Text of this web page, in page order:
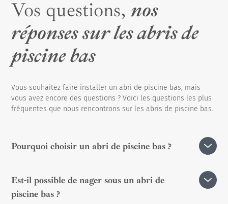
Vos questions, nos
réponses sur les abris de
piscine bas
Vous souhaitez faire installer un abri de piscine bas, mais
vous avez encore des questions ? Voici les questions les plus
fréquentes que nous rencontrons sur les abris de piscine bas.
Pourquoi choisir un abri de piscine bas ?
Un abri de piscine bas offre une excellente protection
tout en restant discret. Il préserve la chaleur de l'eau,
réduit l'évaporation et limite l'entretien. Il est également
Est-il possible de nager sous un abri de
piscine bas ?